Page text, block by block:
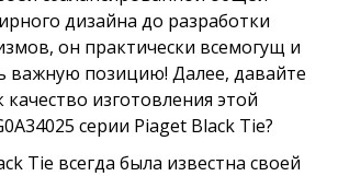
дизайна до разработки
он практически всемогущ и
важную позицию! Далее, давайте
качество изготовления этой
серии Piaget Black Tie?
Tie всегда была известна своей